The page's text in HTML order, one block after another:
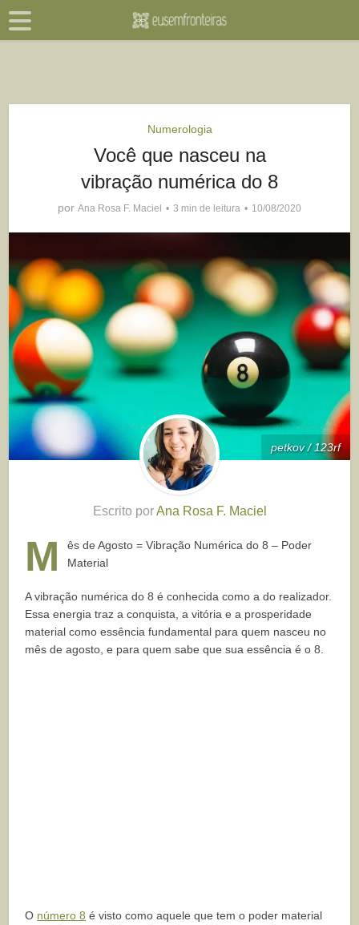
Numerologia
Você que nasceu na
vibração numérica do 8
por Ana Rosa F. Maciel 3 min de leitura 10/08/2020
petkov / 123rf
Escrito porAna Rosa F. Maciel
M
ês de Agosto = Vibração Numérica do 8 – Poder
Material
A vibração numérica do 8 é conhecida como a do realizador.
Essa energia traz a conquista, a vitória e a prosperidade
material como essência fundamental para quem nasceu no
mês de agosto, e para quem sabe que sua essência é o 8.
O número 8 é visto como aquele que tem o poder material